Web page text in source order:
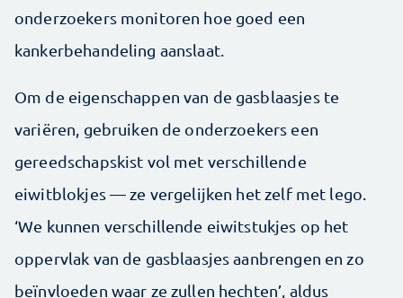
onderzoekers monitoren hoe goed een
kankerbehandeling aanslaat.
Om de eigenschappen van de gasblaasjes te
variëren, gebruiken de onderzoekers een
gereedschapskist vol met verschillende
eiwitblokjes — ze vergelijken het zelf met lego.
‘We kunnen verschillende eiwitstukjes op het
oppervlak van de gasblaasjes aanbrengen en zo
beïnvloeden waar ze zullen hechten’, aldus